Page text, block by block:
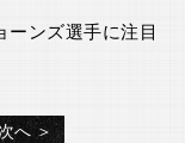
ーンズ選手に注目
へ ＞